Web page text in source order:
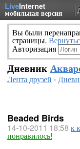
LiveInternet
мобильная версия
Вы были
страницы.
Авторизация
Дневник
Лента друзей -
Beaded Birds
14-10-2011 18:58 к
понравилось!